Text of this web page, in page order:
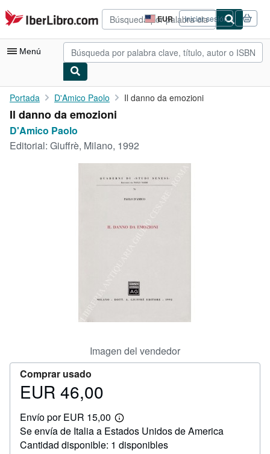
Pasar al contenido principal
IberLibro.com EUR
Preferencias
de
compra
del
Iniciar sesión
Menú
Mi cuenta
Consultar mis pedidos
CERRAR
Portada D'Amico Paolo Il danno da emozioni
Il danno da emozioni
D'Amico Paolo
Editorial: Giuffrè, Milano, 1992
Imagen del vendedor
Comprar usado
Precio
46,00
EUR 46,00
Envío por EUR 15,00
Más
información
sobre
las
Se envía de Italia a Estados Unidos de America
Cantidad disponible: 1 disponibles